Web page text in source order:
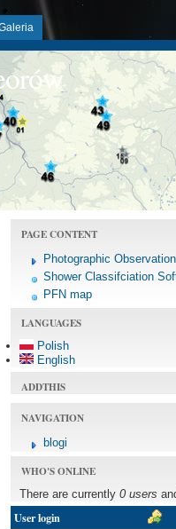
PAGE CONTENT
Photographic
Shower Classifciation
PFN map
LANGUAGES
Polish
English
ADDTHIS
NAVIGATION
blogi
WHO'S ONLINE
There are currently 0 users
User login